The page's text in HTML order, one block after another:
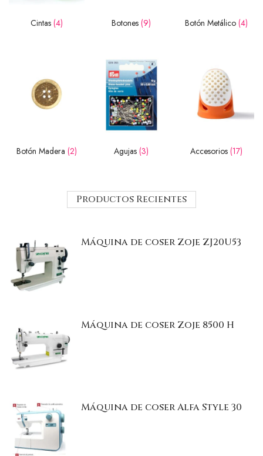
Cintas(4) Botones(9) Botón Metálico (4)
Botón Madera(2) Agujas(3) Accesorios (17)
Productos Recientes
Máquina de coser Zoje ZJ20U53
Máquina de coser Zoje 8500 H
Máquina de coser Alfa Style 30